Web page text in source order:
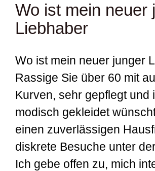
Wo ist mein neuer
Liebhaber
Wo ist mein neuer junger
Rassige Sie über 60 mit
Kurven, sehr gepflegt und
modisch gekleidet
einen zuverlässigen
diskrete Besuche unter
Ich gebe offen zu, mich